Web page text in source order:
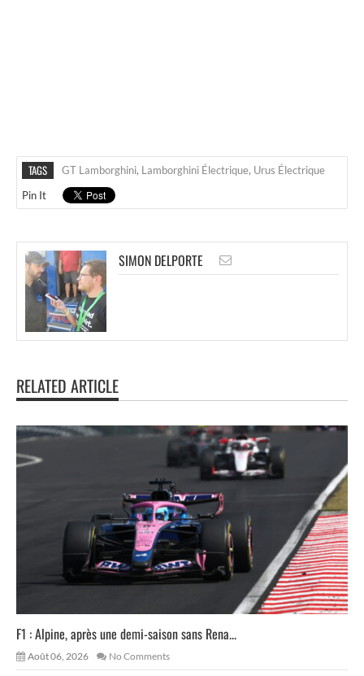
TAGS GT Lamborghini, Lamborghini Électrique, Urus Électrique
Pin It
SIMON DELPORTE
RELATED ARTICLE
F1 : Alpine, après une demi-saison sans Rena...
Août 06, 2026 No Comments